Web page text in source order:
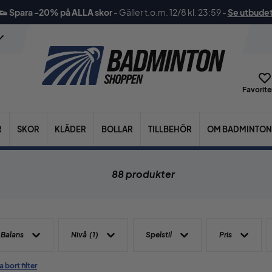
Spara -20% på ALLA skor- Gäller t.o.m. 12/8 kl. 23:59-Se
SKOR KLÄDER BOLLAR TILLBEHÖR OM BADMINTON
88 produkter
Balans Nivå (1) Spelstil Pris
bort filter